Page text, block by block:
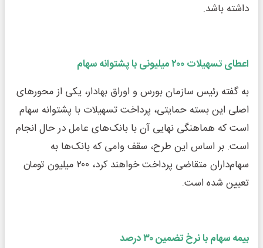
داشته باشد.
اعطای تسهیلات ۲۰۰ میلیونی با پشتوانه سهام
به گفته رئیس سازمان بورس و اوراق بهادار، یکی از محورهای
اصلی این بسته حمایتی، پرداخت تسهیلات با پشتوانه سهام
است که هماهنگی نهایی آن با بانک‌های عامل در حال انجام
است. بر اساس این طرح، سقف وامی که بانک‌ها به
سهام‌داران متقاضی پرداخت خواهند کرد، ۲۰۰ میلیون تومان
تعیین شده است.
بیمه سهام با نرخ تضمین ۳۰ درصد